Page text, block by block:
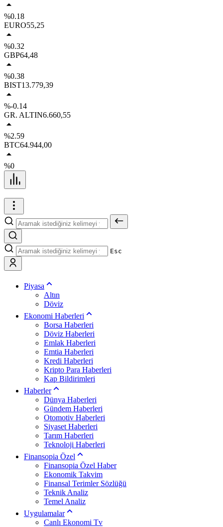
%0.18
EURO55,25
%0.32
GBP64,48
%0.38
BIST13.779,39
%-0.14
GR. ALTIN6.660,55
%2.59
BTC64.944,00
%0
Esc
Piyasa
Altın
Döviz
Ekonomi Haberleri
Borsa Haberleri
Döviz Haberleri
Emlak Haberleri
Emtia Haberleri
Kredi Haberleri
Kripto Para Haberleri
Kap Bildirimleri
Haberler
Dünya Haberleri
Gündem Haberleri
Otomotiv Haberleri
Siyaset Haberleri
Tarım Haberleri
Teknoloji Haberleri
Finansopia Özel
Finansopia Özel Haber
Ekonomik Takvim
Finansal Terimler Sözlüğü
Teknik Analiz
Temel Analiz
Uygulamalar
Canlı Ekonomi Tv